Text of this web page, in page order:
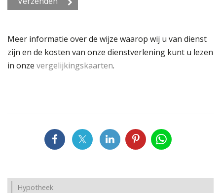
Meer informatie over de wijze waarop wij u van dienst
zijn en de kosten van onze dienstverlening kunt u lezen
in onze vergelijkingskaarten.
Hypotheek